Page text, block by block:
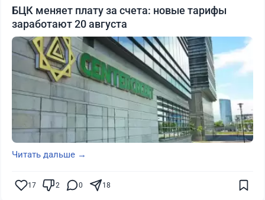
БЦК меняет плату за счета: новые тарифы
заработают 20 августа
Читать дальше →
17 2 0 18